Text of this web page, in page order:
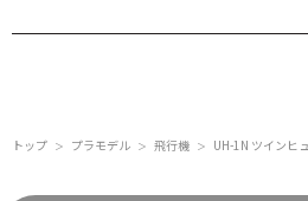
トップ ＞ プラモデル ＞ 飛行機 ＞ UH-1N ツインヒ